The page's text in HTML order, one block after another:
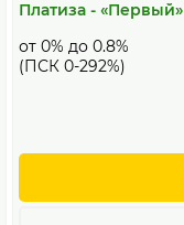
Платиза - «Первый»
от 0% до 0.8%
(ПСК 0-292%)